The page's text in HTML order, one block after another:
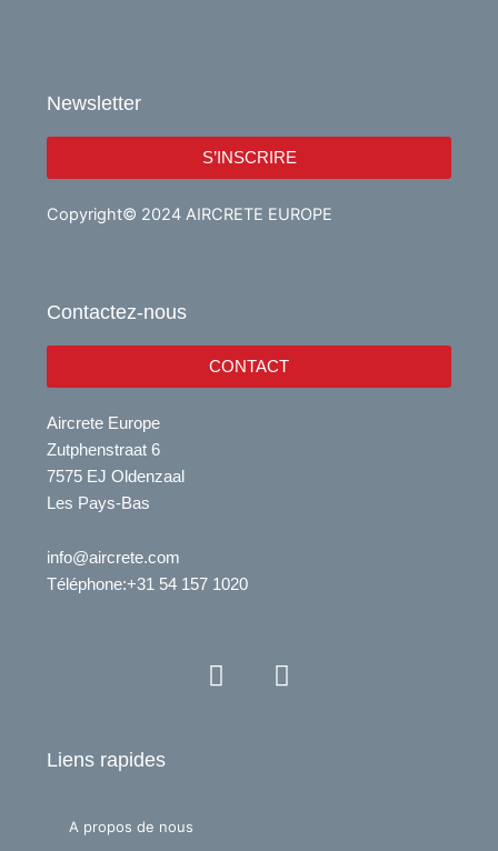
Newsletter
S’INSCRIRE
Copyright© 2024 AIRCRETE EUROPE
Contactez-nous
CONTACT
Aircrete Europe
Zutphenstraat 6
7575 EJ Oldenzaal
Les Pays-Bas
info@aircrete.com
Téléphone:+31 54 157 1020
Y
o
L
i
Liens rapides
A propos de nous